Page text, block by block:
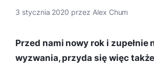
3 stycznia 2020 przez Alex Chum
Przed nami nowy rok i zupełnie
wyzwania, przyda się więc